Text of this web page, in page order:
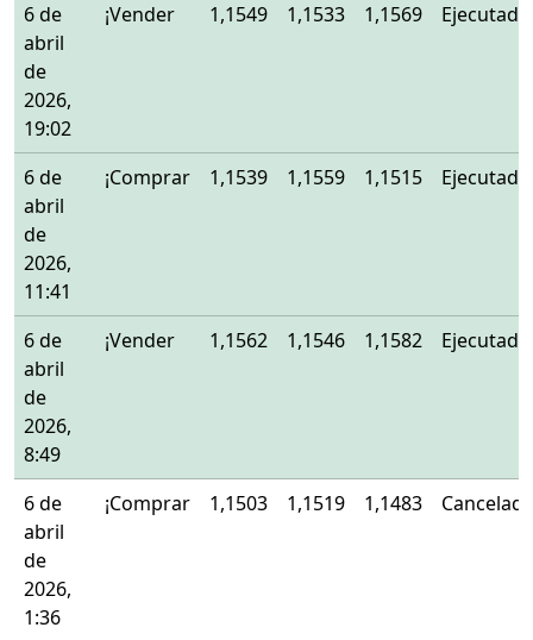
6 de
abril
de
2026,
19:02
¡Vender 1,1549 1,1533 1,1569 Ejecutado
6 de
abril
de
2026,
11:41
¡Comprar 1,1539 1,1559 1,1515 Ejecutado
6 de
abril
de
2026,
8:49
¡Vender 1,1562 1,1546 1,1582 Ejecutado
6 de
abril
de
2026,
1:36
¡Comprar 1,1503 1,1519 1,1483